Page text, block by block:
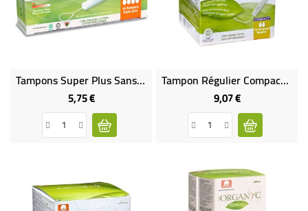
Tampons Super Plus Sans Applicateur - VEGAN
5,75 €Prix
Tampon Régulier Compact Avec Applicateur D'Origine Végétale - VEGAN
9,07 €Prix